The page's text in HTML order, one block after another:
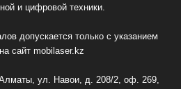
и цифровой техники.
допускается только с указанием
сайт mobilaser.kz
Алматы, ул. Навои, д. 208/2, оф. 269,